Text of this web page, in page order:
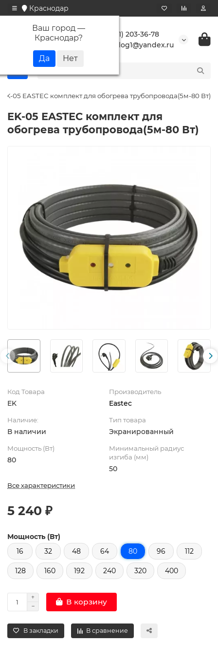
Краснодар
Ваш город —
Краснодар?
+7 (861) 203-36-78
buranlog1@yandex.ru
EK-05 EASTEC комплект для обогрева трубопровода(5м-80 Вт)
EK-05 EASTEC комплект для
обогрева трубопровода(5м-80 Вт)
Код Товара
EK
Производитель
Eastec
Наличие:
В наличии
Тип товара
Экранированный
Мощность (Вт)
80
Минимальный радиус
изгиба (мм)
50
Все характеристики
5 240 ₽
Мощность (Вт)
16
32 48 64 80 96 112
128 160 192 240 320 400
В корзину
В закладки В сравнение